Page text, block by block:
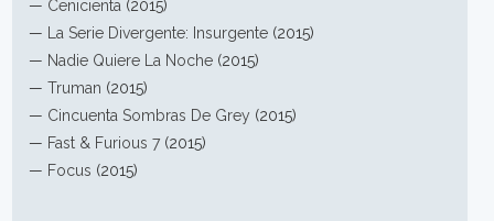
— Cenicienta (2015)
—
La Serie Divergente: Insurgente (2015)
— Nadie Quiere La Noche (2015)
—Truman (2015)
— Cincuenta Sombras De Grey (2015)
— Fast & Furious 7 (2015)
— Focus (2015)